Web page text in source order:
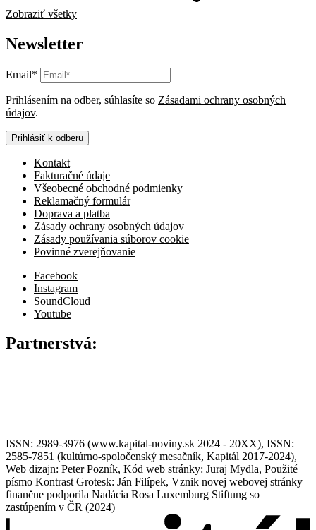
Zobraziť všetky
Newsletter
Email*
Prihlásením na odber, súhlasíte so Zásadami ochrany osobných
údajov.
Prihlásiť k odberu
Kontakt
Fakturačné údaje
Všeobecné obchodné podmienky
Reklamačný formulár
Doprava a platba
Zásady ochrany osobných údajov
Zásady používania súborov cookie
Povinné zverejňovanie
Facebook
Instagram
SoundCloud
Youtube
Partnerstvá:
ISSN: 2989-3976 (www.kapital-noviny.sk 2024 - 20XX), ISSN:
2585-7851 (kultúrno-spoločenský mesačník, Kapitál 2017-2024),
Web dizajn: Peter Pozník, Kód web stránky: Juraj Mydla, Použité
písmo Kontrast Grotesk: Ján Filípek, Vznik novej webovej stránky
finančne podporila Nadácia Rosa Luxemburg Stiftung so
zastúpením v ČR (2024)